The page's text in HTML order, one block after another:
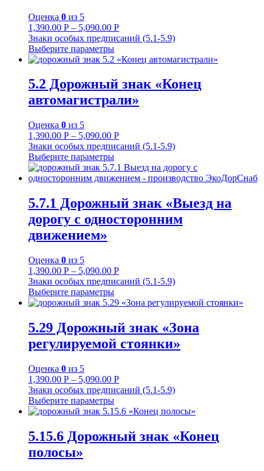
Оценка 0 из 5
1,390.00 Р – 5,090.00 Р
Знаки особых предписаний (5.1-5.9)
Выберите параметры
5.2 Дорожный знак «Конец
автомагистрали»
Оценка 0 из 5
1,390.00 Р – 5,090.00 Р
Знаки особых предписаний (5.1-5.9)
Выберите параметры
5.7.1 Дорожный знак «Выезд на
дорогу с односторонним
движением»
Оценка 0 из 5
1,390.00 Р – 5,090.00 Р
Знаки особых предписаний (5.1-5.9)
Выберите параметры
5.29 Дорожный знак «Зона
регулируемой стоянки»
Оценка 0 из 5
1,390.00 Р – 5,090.00 Р
Знаки особых предписаний (5.1-5.9)
Выберите параметры
5.15.6 Дорожный знак «Конец
полосы»